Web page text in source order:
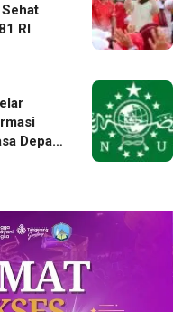
RI
Depan